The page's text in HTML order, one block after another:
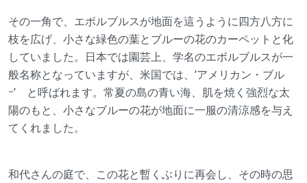
その一角で、エボルブルスが地面を這うように四方八方に
枝を広げ、小さな緑色の葉とブルーの花のカーペットと化
していました。日本では園芸上、学名のエボルブルスが一
般名称となっていますが、米国では、’アメリカン・ブル
ｰ’ と呼ばれます。常夏の島の青い海、肌を焼く強烈な太
陽のもと、小さなブルーの花が地面に一服の清涼感を与え
てくれました。
和代さんの庭で、この花と暫くぶりに再会し、その時の思